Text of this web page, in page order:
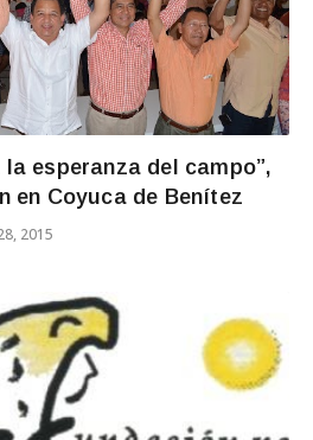
la esperanza del campo”,
en Coyuca de Benítez
2015